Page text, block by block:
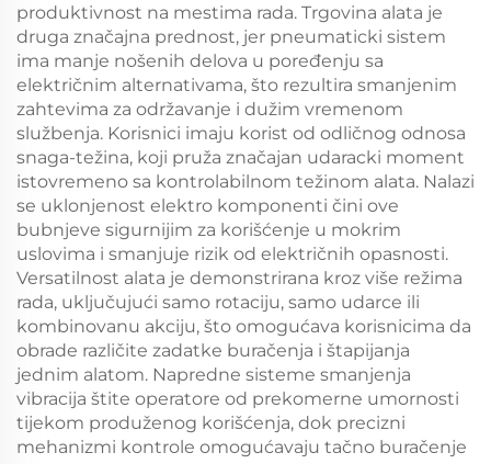
produktivnost na mestima rada. Trgovina alata je
druga značajna prednost, jer pneumaticki sistem
ima manje nošenih delova u poređenju sa
električnim alternativama, što rezultira smanjenim
zahtevima za održavanje i dužim vremenom
službenja. Korisnici imaju korist od odličnog odnosa
snaga-težina, koji pruža značajan udaracki moment
istovremeno sa kontrolabilnom težinom alata. Nalazi
se uklonjenost elektro komponenti čini ove
bubnjeve sigurnijim za korišćenje u mokrim
uslovima i smanjuje rizik od električnih opasnosti.
Versatilnost alata je demonstrirana kroz više režima
rada, uključujući samo rotaciju, samo udarce ili
kombinovanu akciju, što omogućava korisnicima da
obrade različite zadatke buračenja i štapijanja
jednim alatom. Napredne sisteme smanjenja
vibracija štite operatore od prekomerne umornosti
tijekom produženog korišćenja, dok precizni
mehanizmi kontrole omogućavaju tačno buračenje